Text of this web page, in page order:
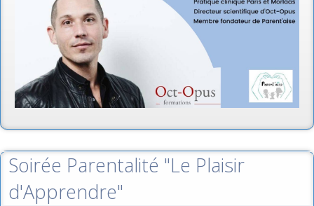
Soirée Parentalité "Le Plaisir
d'Apprendre"